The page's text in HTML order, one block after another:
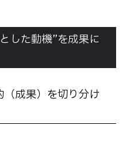
した動機”を成果に
成果）を切り分け